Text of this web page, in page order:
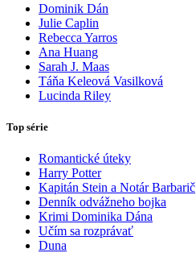
Dominik Dán
Julie Caplin
Rebecca Yarros
Ana Huang
Sarah J. Maas
Táňa Keleová Vasilková
Lucinda Riley
Top série
Romantické úteky
Harry Potter
Kapitán Stein a Notár Barbarič
Denník odvážneho bojka
Krimi Dominika Dána
Učím sa rozprávať
Duna